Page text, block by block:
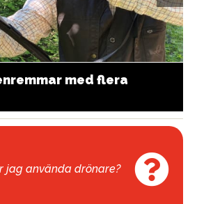
med flera
jag använda drönare?